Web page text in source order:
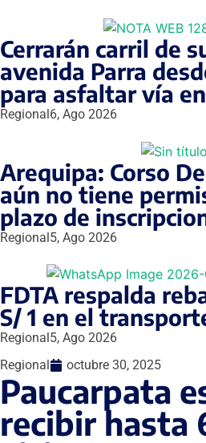
Cerrarán carril de
avenida Parra
para asfaltar vía
Regional6, Ago 2026
Arequipa: Corso
aún no tiene
plazo de
Regional5, Ago 2026
FDTA respalda
S/ 1 en el
Regional 5, Ago 2026
Regional
octubre 30, 2025
Paucarpata
recibir hasta